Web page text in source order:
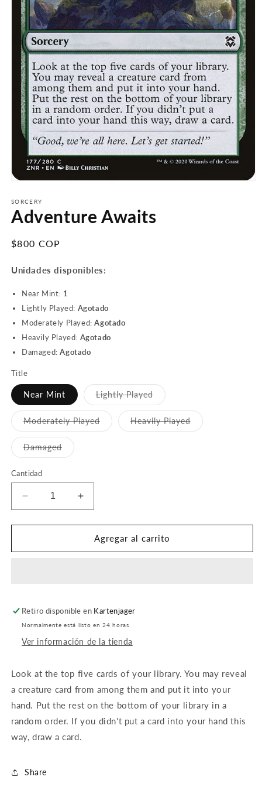
multimedia
en
modal
SORCERY
Adventure Awaits
Precio
$800 COP
Unidades disponibles:
Near Mint: 1
Lightly Played: Agotado
Moderately Played:Agotado
Heavily Played: Agotado
Damaged:Agotado
Title
Near Mint Lightly PlayedVariante
agotada
o
no
disponible
Moderately PlayedVariante
agotada
Heavily PlayedVariante
agotada
DamagedVariante
agotada
Cantidad
Reducir
cantidad
para
Awaits
Aumentar
cantidad
para
Adventure
Awaits
Agregar al carrito
Retiro disponible en Kartenjager
Normalmente está listo en 24 horas
Ver información de la tienda
Look at the top five cards of your library. You may reveal
a creature card from among them and put it into your
hand. Put the rest on the bottom of your library in a
random order. If you didn't put a card into your hand this
way, draw a card.
Share